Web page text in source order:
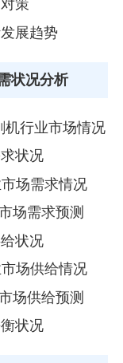
策
展趋势
状况分析
行业市场情况
状况
场需求情况
场需求预测
状况
场供给情况
场供给预测
状况